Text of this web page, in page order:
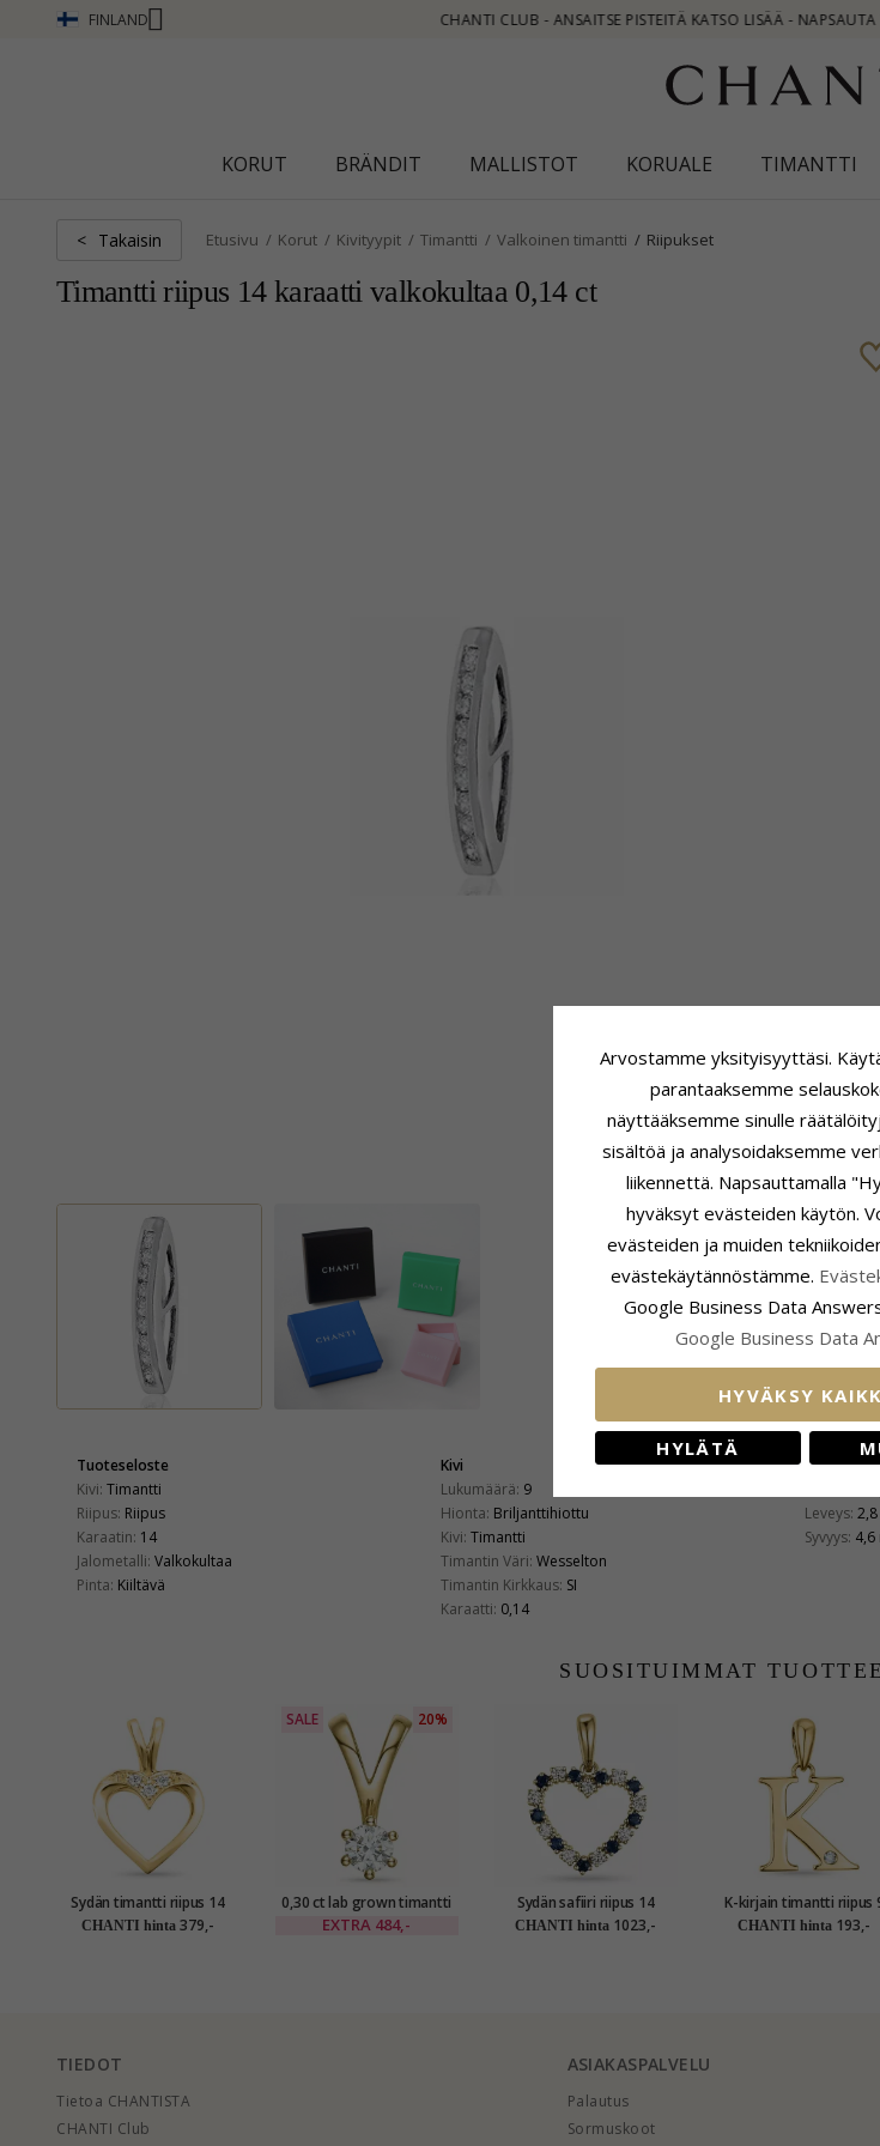
FINLAND
CLUB - ANSAITSE PISTEITÄ KATSO LISÄÄ - NAPSAUTA TÄSTÄ
KORUT BRÄNDIT MALLISTOT KORUALE TIMANTTI
< Takaisin Etusivu Korut Kivityypit Timantti Valkoinen timantti Riipukset
Timantti riipus 14 karaatti valkokultaa 0,14 ct
Tuoteseloste
Kivi: Timantti
Riipus: Riipus
Karaatin: 14
Jalometalli: Valkokultaa
Pinta: Kiiltävä
Kivi
Lukumäärä: 9
Hionta: Briljanttihiottu
Kivi: Timantti
Timantin Väri: Wesselton
Timantin Kirkkaus: SI
Karaatti: 0,14
Kiinnitys
Leveys:
Syvyys: 4,6
SUOSITUIMMAT
Sydän timantti riipus 14
karaatti kultaa 0,02 ct
CHANTI hinta 379,-
SALE 20%
0,30 ct lab grown timantti
solitaire-riipus 14 karaatti
EXTRA 484,-
Sydän safiiri riipus 14
karaatti kultaa 0,20 ct 0,30
CHANTI hinta 1023,-
K-kirjain timantti riipus
karaatti kultaa 0,01 ct
CHANTI hinta 193,-
TIEDOT
Tietoa CHANTISTA
CHANTI Club
ASIAKASPALVELU
Palautus
Sormuskoot
Arvostamme yksityisyyttäsi.
parantaaksemme
näyttääksemme sinulle
sisältöä ja analysoidaksemme
liikennettä. Napsauttamalla
hyväksyt evästeiden käytön.
evästeiden ja muiden
evästekäytännöstämme.
Google Business Data
Google Business Data
HYVÄKSY
HYLÄTÄ